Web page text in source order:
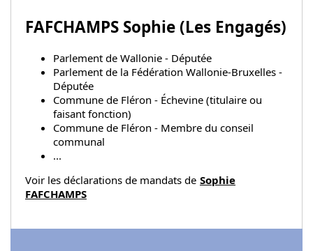
FAFCHAMPS Sophie (Les Engagés)
Parlement de Wallonie - Députée
Parlement de la Fédération Wallonie-Bruxelles -
Députée
Commune de Fléron - Échevine (titulaire ou
faisant fonction)
Commune de Fléron - Membre du conseil
communal
...
Voir les déclarations de mandats de Sophie
FAFCHAMPS